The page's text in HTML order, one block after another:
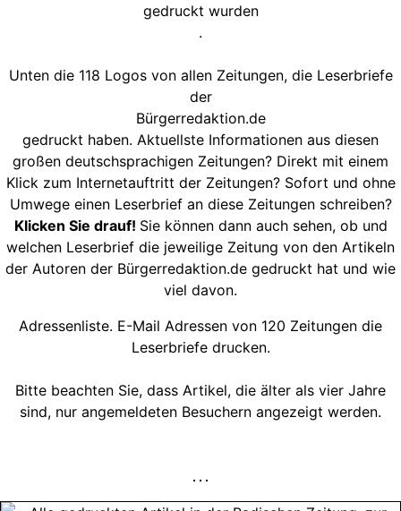
gedruckt wurden
.
Unten die 118 Logos von allen Zeitungen, die Leserbriefe
der
Bürgerredaktion.de
gedruckt haben. Aktuellste Informationen aus diesen
großen deutschsprachigen Zeitungen? Direkt mit einem
Klick zum Internetauftritt der Zeitungen? Sofort und ohne
Umwege einen Leserbrief an diese Zeitungen schreiben?
Klicken Sie drauf! Sie können dann auch sehen, ob und
welchen Leserbrief die jeweilige Zeitung von den Artikeln
der Autoren der Bürgerredaktion.de gedruckt hat und wie
viel davon.
Adressenliste. E-Mail Adressen von 120 Zeitungen die
Leserbriefe drucken.
Bitte beachten Sie, dass Artikel, die älter als vier Jahre
sind, nur angemeldeten Besuchern angezeigt werden.